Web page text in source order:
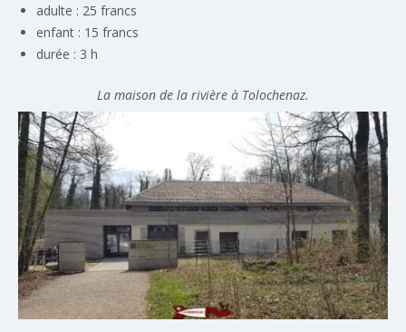
adulte : 25 francs
enfant : 15 francs
durée : 3 h
La maison de la rivière à Tolochenaz.